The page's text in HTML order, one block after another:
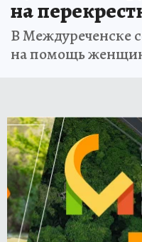
на
В Междуреченске
на помощь